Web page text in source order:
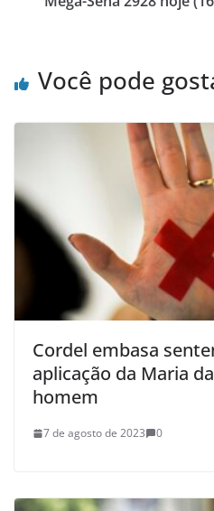
Você pode
Cordel embasa
aplicação da Maria
homem
7 de agosto de 2023 0